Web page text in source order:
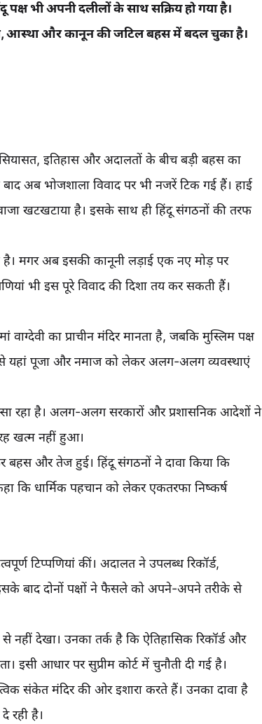
पक्ष भी अपनी दलीलों के साथ सक्रिय हो गया है।
आस्था और कानून की जटिल बहस में बदल चुका है।
इतिहास और अदालतों के बीच बड़ी बहस का
अब भोजशाला विवाद पर भी नजरें टिक गई हैं। हाई
खटखटाया है। इसके साथ ही हिंदू संगठनों की तरफ
है। मगर अब इसकी कानूनी लड़ाई एक नए मोड़ पर
भी इस पूरे विवाद की दिशा तय कर सकती हैं।
का प्राचीन मंदिर मानता है, जबकि मुस्लिम पक्ष
से यहां पूजा और नमाज को लेकर अलग-अलग व्यवस्थाएं
रहा है। अलग-अलग सरकारों और प्रशासनिक आदेशों ने
खत्म नहीं हुआ।
बहस और तेज हुई। हिंदू संगठनों ने दावा किया कि
कि धार्मिक पहचान को लेकर एकतरफा निष्कर्ष
टिप्पणियां कीं। अदालत ने उपलब्ध रिकॉर्ड,
बाद दोनों पक्षों ने फैसले को अपने-अपने तरीके से
नहीं देखा। उनका तर्क है कि ऐतिहासिक रिकॉर्ड और
आधार पर सुप्रीम कोर्ट में चुनौती दी गई है।
संकेत मंदिर की ओर इशारा करते हैं। उनका दावा है
रही है।